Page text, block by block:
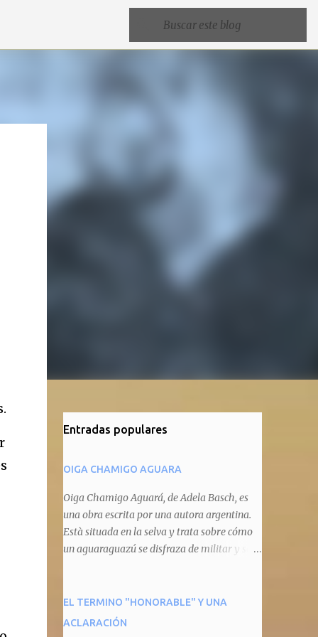
Entradas populares
OIGA CHAMIGO AGUARA
Oiga Chamigo Aguará, de Adela Basch, es
una obra escrita por una autora argentina.
Està situada en la selva y trata sobre cómo
un aguaraguazú se disfraza de militar y se
animal que pretenda circular por ahí. En
primera instancia aparece Teteu, el tero,
EL TERMINO "HONORABLE" Y UNA
ACLARACIÓN